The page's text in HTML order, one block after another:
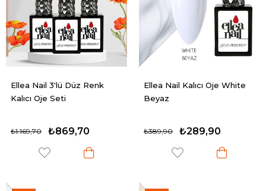
Ellea Nail 3'lü Düz Renk
Kalıcı Oje Seti
₺869,70
₺1.169,70
Ellea Nail Kalıcı Oje White
Beyaz
₺289,90
₺389,90